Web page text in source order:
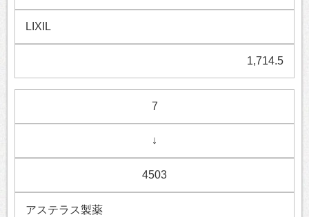
LIXIL
1,714.5
7
↓
4503
アステラス製薬